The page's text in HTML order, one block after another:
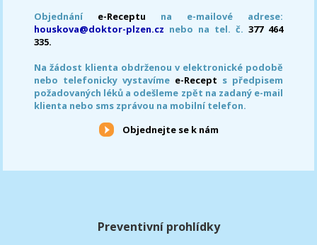
Objednání e-Receptu na e-mailové adrese:
houskova@doktor-plzen.cz nebo na tel. č. 377 464
335.
Na žádost klienta obdrženou v elektronické podobě
nebo telefonicky vystavíme e-Recept s předpisem
požadovaných léků a odešleme zpět na zadaný e-mail
klienta nebo sms zprávou na mobilní telefon.
Objednejte se k nám
Preventivní prohlídky